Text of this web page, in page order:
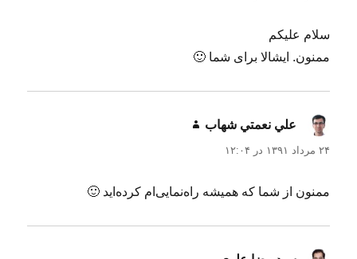
سلام علیکم
ممنون. ایشالا برای شما 🙂
علي نعمتي شهاب
۲۴ مرداد ۱۳۹۱ در ۱۲:۰۴
ممنون از شما که همیشه راه‌نمایی‌ام کرده‌اید 🙂